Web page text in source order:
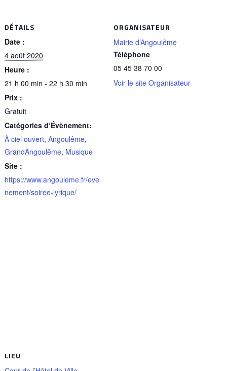
DÉTAILS
Date :
4 août 2020
Heure :
21 h 00 min - 22 h 30 min
Prix :
Gratuit
Catégories d’Évènement:
À ciel ouvert, Angoulême,
GrandAngoulême, Musique
Site :
https://www.angouleme.fr/eve
nement/soiree-lyrique/
ORGANISATEUR
Mairie d’Angoulême
Téléphone
05 45 38 70 00
Voir le site Organisateur
LIEU